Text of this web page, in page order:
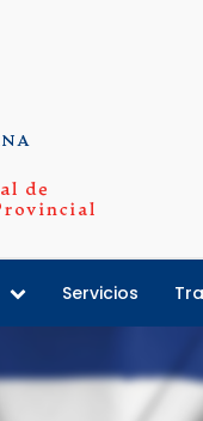
Servicios